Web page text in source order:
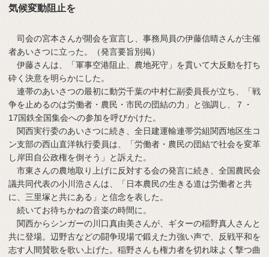
気候変動阻止を
司会の宮本さんが開会を宣言し、事務局員の伊藤信晴さんが主催
者あいさつに立った。（発言要旨別掲）
伊藤さんは、「軍事空港阻止、農地死守」を貫いて大反動を打ち
砕く決意を明らかにした。
連帯のあいさつの最初に動労千葉の中村仁副委員長が立ち、「戦
争を止めるのは労働者・農民・市民の団結の力」と強調し、７・
17国鉄全国集会への参加を呼びかけた。
関西実行委のあいさつに続き、全日建運輸連帯労組関西地区生コ
ン支部の西山直洋執行委員は、「労働者・農民の団結で社会を変革
し岸田自公政権を倒そう」と訴えた。
市東さんの農地取り上げに反対する会の発言に続き、全国農民会
議共同代表の小川浩さんは、「日本農民の生きる道は労働者と共
に、三里塚と共にある」と信念を表した。
続いてお待ちかねの音楽の時間に。
関西からシンガーの川口真由美さんが、ギターの稲野真人さんと
共に登場。辺野古などの闘争現場で鍛えた力強い声で、反戦平和を
志す人間賛歌を歌い上げた。稲野さんも権力者を切れ味よく撃つ曲